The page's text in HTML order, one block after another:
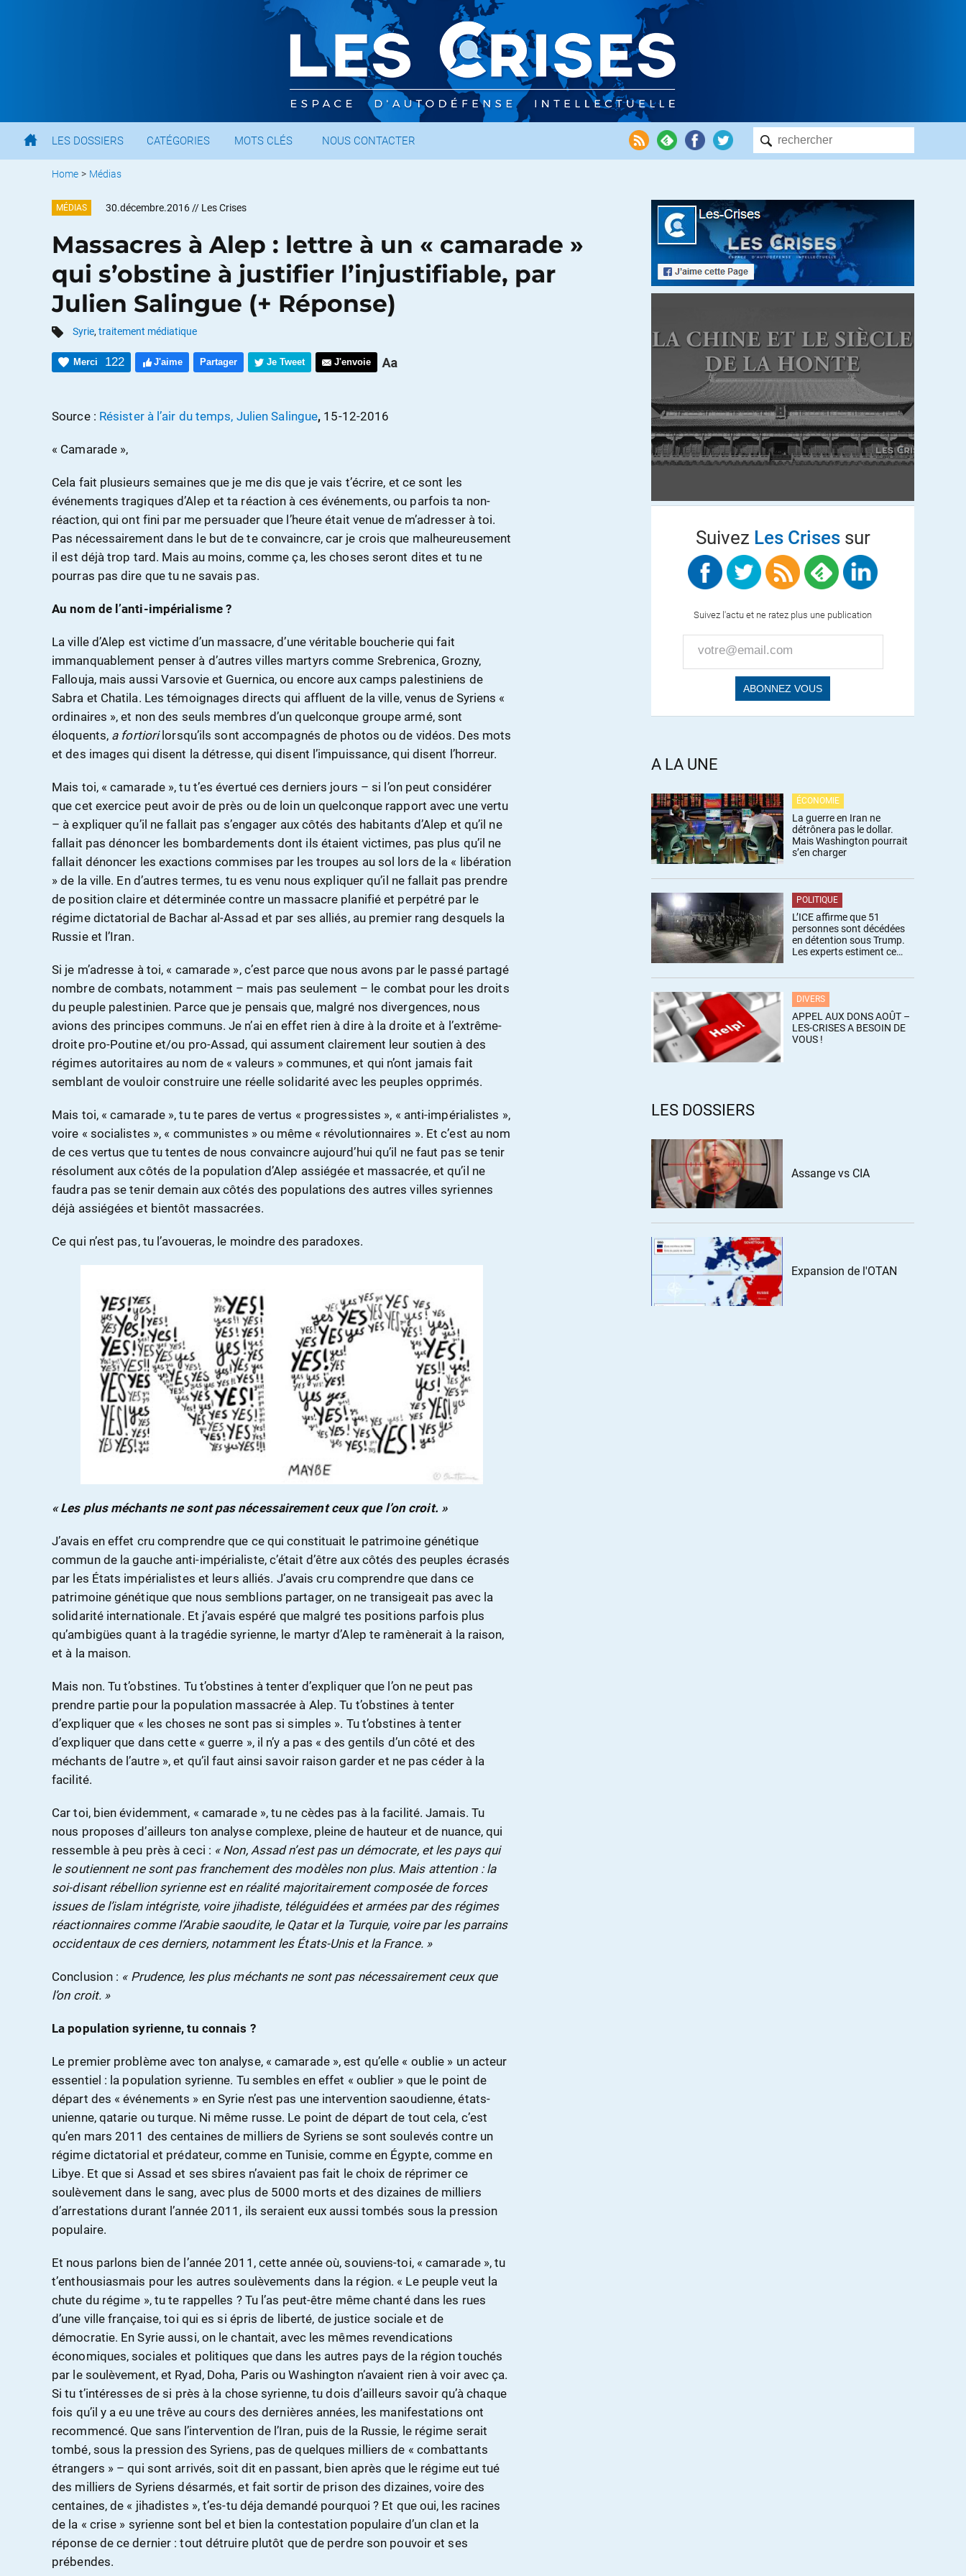
LES DOSSIERS CATÉGORIES MOTS CLÉS NOUS CONTACTER
Home > Médias
MÉDIAS 30.décembre.2016 // Les Crises
Massacres à Alep : lettre à un « camarade »
qui s’obstine à justifier l’injustifiable, par
Julien Salingue (+ Réponse)
Syrie, traitement médiatique
Merci 122 J'aime Partager Je Tweet J'envoie
Source : Résister à l’air du temps, Julien Salingue, 15-12-2016
« Camarade »,
Cela fait plusieurs semaines que je me dis que je vais t’écrire, et ce sont les
événements tragiques d’Alep et ta réaction à ces événements, ou parfois ta non-
réaction, qui ont fini par me persuader que l’heure était venue de m’adresser à toi.
Pas nécessairement dans le but de te convaincre, car je crois que malheureusement
il est déjà trop tard. Mais au moins, comme ça, les choses seront dites et tu ne
pourras pas dire que tu ne savais pas.
Au nom de l’anti-impérialisme ?
La ville d’Alep est victime d’un massacre, d’une véritable boucherie qui fait
immanquablement penser à d’autres villes martyrs comme Srebrenica, Grozny,
Fallouja, mais aussi Varsovie et Guernica, ou encore aux camps palestiniens de
Sabra et Chatila. Les témoignages directs qui affluent de la ville, venus de Syriens «
ordinaires », et non des seuls membres d’un quelconque groupe armé, sont
éloquents, a fortiorilorsqu’ils sont accompagnés de photos ou de vidéos. Des mots
et des images qui disent la détresse, qui disent l’impuissance, qui disent l’horreur.
Mais toi, « camarade », tu t’es évertué ces derniers jours – si l’on peut considérer
que cet exercice peut avoir de près ou de loin un quelconque rapport avec une vertu
– à expliquer qu’il ne fallait pas s’engager aux côtés des habitants d’Alep et qu’il ne
fallait pas dénoncer les bombardements dont ils étaient victimes, pas plus qu’il ne
fallait dénoncer les exactions commises par les troupes au sol lors de la « libération
» de la ville. En d’autres termes, tu es venu nous expliquer qu’il ne fallait pas prendre
de position claire et déterminée contre un massacre planifié et perpétré par le
régime dictatorial de Bachar al-Assad et par ses alliés, au premier rang desquels la
Russie et l’Iran.
Si je m’adresse à toi, « camarade », c’est parce que nous avons par le passé partagé
nombre de combats, notamment – mais pas seulement – le combat pour les droits
du peuple palestinien. Parce que je pensais que, malgré nos divergences, nous
avions des principes communs. Je n’ai en effet rien à dire à la droite et à l’extrême-
droite pro-Poutine et/ou pro-Assad, qui assument clairement leur soutien à des
régimes autoritaires au nom de « valeurs » communes, et qui n’ont jamais fait
semblant de vouloir construire une réelle solidarité avec les peuples opprimés.
Mais toi, « camarade », tu te pares de vertus « progressistes », « anti-impérialistes »,
voire « socialistes », « communistes » ou même « révolutionnaires ». Et c’est au nom
de ces vertus que tu tentes de nous convaincre aujourd’hui qu’il ne faut pas se tenir
résolument aux côtés de la population d’Alep assiégée et massacrée, et qu’il ne
faudra pas se tenir demain aux côtés des populations des autres villes syriennes
déjà assiégées et bientôt massacrées.
Ce qui n’est pas, tu l’avoueras, le moindre des paradoxes.
« Les plus méchants ne sont pas nécessairement ceux que l’on croit. »
J’avais en effet cru comprendre que ce qui constituait le patrimoine génétique
commun de la gauche anti-impérialiste, c’était d’être aux côtés des peuples écrasés
par les États impérialistes et leurs alliés. J’avais cru comprendre que dans ce
patrimoine génétique que nous semblions partager, on ne transigeait pas avec la
solidarité internationale. Et j’avais espéré que malgré tes positions parfois plus
qu’ambigües quant à la tragédie syrienne, le martyr d’Alep te ramènerait à la raison,
et à la maison.
Mais non. Tu t’obstines. Tu t’obstines à tenter d’expliquer que l’on ne peut pas
prendre partie pour la population massacrée à Alep. Tu t’obstines à tenter
d’expliquer que « les choses ne sont pas si simples ». Tu t’obstines à tenter
d’expliquer que dans cette « guerre », il n’y a pas « des gentils d’un côté et des
méchants de l’autre », et qu’il faut ainsi savoir raison garder et ne pas céder à la
facilité.
Car toi, bien évidemment, « camarade », tu ne cèdes pas à la facilité. Jamais. Tu
nous proposes d’ailleurs ton analyse complexe, pleine de hauteur et de nuance, qui
ressemble à peu près à ceci : « Non, Assad n’est pas un démocrate, et les pays qui
le soutiennent ne sont pas franchement des modèles non plus. Mais attention : la
soi-disant rébellion syrienne est en réalité majoritairement composée de forces
issues de l’islam intégriste, voire jihadiste, téléguidées et armées par des régimes
réactionnaires comme l’Arabie saoudite, le Qatar et la Turquie, voire par les parrains
occidentaux de ces derniers, notamment les États-Unis et la France. »
Conclusion : « Prudence, les plus méchants ne sont pas nécessairement ceux que
l’on croit. »
La population syrienne, tu connais ?
Le premier problème avec ton analyse, « camarade », est qu’elle « oublie » un acteur
essentiel : la population syrienne. Tu sembles en effet « oublier » que le point de
départ des « événements » en Syrie n’est pas une intervention saoudienne, états-
unienne, qatarie ou turque. Ni même russe. Le point de départ de tout cela, c’est
qu’en mars 2011 des centaines de milliers de Syriens se sont soulevés contre un
régime dictatorial et prédateur, comme en Tunisie, comme en Égypte, comme en
Libye. Et que si Assad et ses sbires n’avaient pas fait le choix de réprimer ce
soulèvement dans le sang, avec plus de 5000 morts et des dizaines de milliers
d’arrestations durant l’année 2011, ils seraient eux aussi tombés sous la pression
populaire.
Et nous parlons bien de l’année 2011, cette année où, souviens-toi, « camarade », tu
t’enthousiasmais pour les autres soulèvements dans la région. « Le peuple veut la
chute du régime », tu te rappelles ? Tu l’as peut-être même chanté dans les rues
d’une ville française, toi qui es si épris de liberté, de justice sociale et de
démocratie. En Syrie aussi, on le chantait, avec les mêmes revendications
économiques, sociales et politiques que dans les autres pays de la région touchés
par le soulèvement, et Ryad, Doha, Paris ou Washington n’avaient rien à voir avec ça.
Si tu t’intéresses de si près à la chose syrienne, tu dois d’ailleurs savoir qu’à chaque
fois qu’il y a eu une trêve au cours des dernières années, les manifestations ont
recommencé. Que sans l’intervention de l’Iran, puis de la Russie, le régime serait
tombé, sous la pression des Syriens, pas de quelques milliers de « combattants
étrangers » – qui sont arrivés, soit dit en passant, bien après que le régime eut tué
des milliers de Syriens désarmés, et fait sortir de prison des dizaines, voire des
centaines, de « jihadistes », t’es-tu déja demandé pourquoi ? Et que oui, les racines
de la « crise » syrienne sont bel et bien la contestation populaire d’un clan et la
réponse de ce dernier : tout détruire plutôt que de perdre son pouvoir et ses
prébendes.
Suivez Les Crisessur
Suivez l'actu et ne ratez plus une publication
A LA UNE
ÉCONOMIE
La guerre en Iran ne
détrônera pas le dollar.
Mais Washington pourrait
s’en charger
POLITIQUE
L’ICE affirme que 51
personnes sont décédées
en détention sous Trump.
Les experts estiment ce
DIVERS
APPEL AUX DONS AOÛT –
LES-CRISES A BESOIN DE
VOUS !
LES DOSSIERS
Assange vs CIA
Expansion de l'OTAN